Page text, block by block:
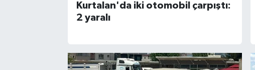
Kurtalan'da iki otomobil çarpıştı:
2 yaralı